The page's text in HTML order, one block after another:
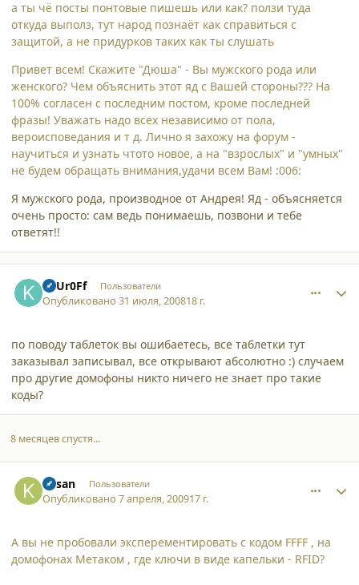
а ты чё посты понтовые пишешь или как? ползи туда
откуда выполз, тут народ познаёт как справиться с
защитой, а не придурков таких как ты слушать
Привет всем! Скажите "Дюша" - Вы мужского рода или
женского? Чем объяснить этот яд с Вашей стороны??? На
100% согласен с последним постом, кроме последней
фразы! Уважать надо всех независимо от пола,
вероисповедания и т д. Лично я захожу на форум -
научиться и узнать чтото новое, а на "взрослых" и "умных"
не будем обращать внимания,удачи всем Вам! :006:
Я мужского рода, производное от Андрея! Яд - объясняется
очень просто: сам ведь понимаешь, позвони и тебе
ответят!!
KaUr0Ff Пользователи
Опубликовано31 июля, 200818 г.
по поводу таблеток вы ошибаетесь, все таблетки тут
заказывал записывал, все открывают абсолютно :) случаем
про другие домофоны никто ничего не знает про такие
коды?
8 месяцев спустя...
kesan Пользователи
Опубликовано7 апреля, 200917 г.
А вы не пробовали эксперементировать с кодом FFFF , на
домофонах Метаком , где ключи в виде капельки - RFID?